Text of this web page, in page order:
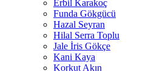
Erbil Karakoç
Funda Gökgücü
Hazal Seyran
Hilal Serra Toplu
Jale İris Gökçe
Kani Kaya
Korkut Akın